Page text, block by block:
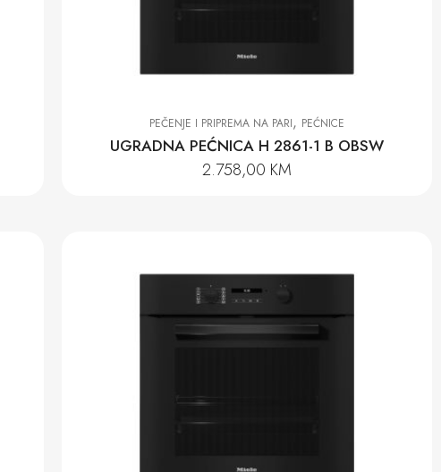
PEČENJE I PRIPREMA NA PARI, PEĆNICE
UGRADNA PEĆNICA H 2861-1 B OBSW
2.758,00 KM